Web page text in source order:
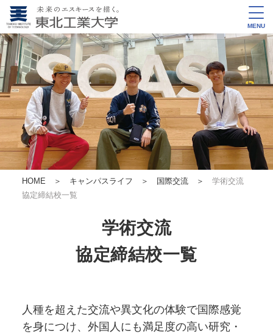
MENU
HOME ＞ キャンパスライフ ＞ 国際交流＞ 学術交流
協定締結校一覧
学術交流
協定締結校一覧
人種を超えた交流や異文化の体験で国際感覚
を身につけ、外国人にも満足度の高い研究・